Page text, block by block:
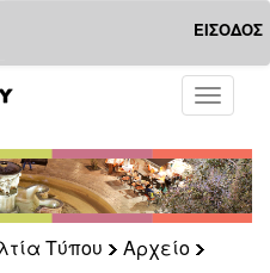
ΕΙΣΟΔΟΣ
Toggle
Τύπου
Αρχείο